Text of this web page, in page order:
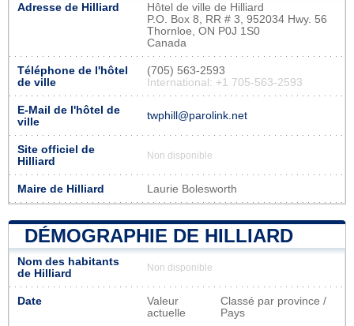
Adresse de Hilliard
Hôtel de ville de Hilliard
P.O. Box 8, RR # 3, 952034 Hwy. 56
Thornloe, ON P0J 1S0
Canada
Téléphone de l'hôtel
de ville
(705) 563-2593
International: +1 705-563-2593
E-Mail de l'hôtel de
ville
twphill@parolink.net
Site officiel de
Hilliard
Non disponible
Maire de Hilliard Laurie Bolesworth
DÉMOGRAPHIE DE HILLIARD
Nom des habitants
de Hilliard
Non disponible
Date
Valeur
actuelle
Classé par province /
Pays